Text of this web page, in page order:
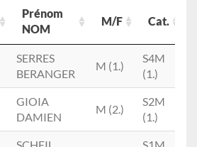
Prénom
NOM
M/F Cat.
Prénom
NOM
Cat.
SERRES
BERANGER
M (1.)
S4M
(1.)
GIOIA
DAMIEN
M (2.)
S2M
(1.)